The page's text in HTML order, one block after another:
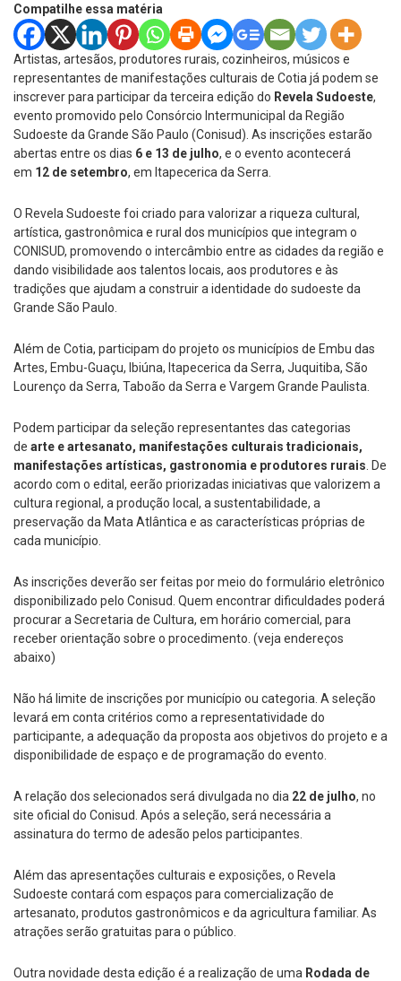
Compatilhe essa matéria
Artistas, artesãos, produtores rurais, cozinheiros, músicos e
representantes de manifestações culturais de Cotia já podem se
inscrever para participar da terceira edição do Revela Sudoeste,
evento promovido pelo Consórcio Intermunicipal da Região
Sudoeste da Grande São Paulo (Conisud). As inscrições estarão
abertas entre os dias 6 e 13 de julho, e o evento acontecerá
em 12 de setembro, em Itapecerica da Serra.
O Revela Sudoeste foi criado para valorizar a riqueza cultural,
artística, gastronômica e rural dos municípios que integram o
CONISUD, promovendo o intercâmbio entre as cidades da região e
dando visibilidade aos talentos locais, aos produtores e às
tradições que ajudam a construir a identidade do sudoeste da
Grande São Paulo.
Além de Cotia, participam do projeto os municípios de Embu das
Artes, Embu-Guaçu, Ibiúna, Itapecerica da Serra, Juquitiba, São
Lourenço da Serra, Taboão da Serra e Vargem Grande Paulista.
Podem participar da seleção representantes das categorias
de arte e artesanato, manifestações culturais tradicionais,
manifestações artísticas, gastronomia e produtores rurais . De
acordo com o edital, eerão priorizadas iniciativas que valorizem a
cultura regional, a produção local, a sustentabilidade, a
preservação da Mata Atlântica e as características próprias de
cada município.
As inscrições deverão ser feitas por meio do formulário eletrônico
disponibilizado pelo Conisud. Quem encontrar dificuldades poderá
procurar a Secretaria de Cultura, em horário comercial, para
receber orientação sobre o procedimento. (veja endereços
abaixo)
Não há limite de inscrições por município ou categoria. A seleção
levará em conta critérios como a representatividade do
participante, a adequação da proposta aos objetivos do projeto e a
disponibilidade de espaço e de programação do evento.
A relação dos selecionados será divulgada no dia 22 de julho, no
site oficial do Conisud. Após a seleção, será necessária a
assinatura do termo de adesão pelos participantes.
Além das apresentações culturais e exposições, o Revela
Sudoeste contará com espaços para comercialização de
artesanato, produtos gastronômicos e da agricultura familiar. As
atrações serão gratuitas para o público.
Outra novidade desta edição é a realização de uma Rodada de